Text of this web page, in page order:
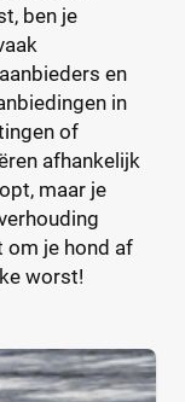
ben je
en
in
of
afhankelijk
maar je
om je hond af
worst!